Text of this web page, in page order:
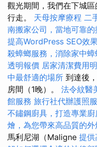
觀光期間，我們在下城
行走。 天母按摩療程 二
南搬家公司，當地可靠
提高WordPress SEO效
殺蟑螂服務，消除家中蟑
透明報價 居家清潔費用
中最舒適的場所 到達後
房間（1晚）。 法令紋醫
館服務 旅行社代辦護照
不鏽鋼廚具，打造專業
燴，為您帶來高品質的外
馬利尼湖（Maligne 提供